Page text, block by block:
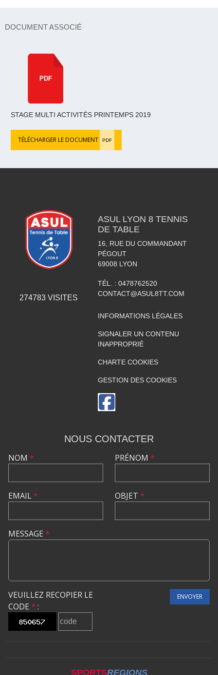
DOCUMENT ASSOCIÉ
PDF
STAGE MULTI ACTIVITÉS PRINTEMPS 2019
TÉLÉCHARGER LE DOCUMENT PDF
274783 VISITES
ASUL LYON 8 TENNIS
DE TABLE
16, RUE DU COMMANDANT
PÉGOUT
69008 LYON
TÉL. : 0478762520
CONTACT@ASUL8TT.COM
INFORMATIONS LÉGALES
SIGNALER UN CONTENU
INAPPROPRIÉ
CHARTE COOKIES
GESTION DES COOKIES
NOUS CONTACTER
NOM *
EMAIL*
PRÉNOM *
OBJET *
MESSAGE *
VEUILLEZ RECOPIER LE
CODE * :
ENVOYER
SPORTSREGIONS